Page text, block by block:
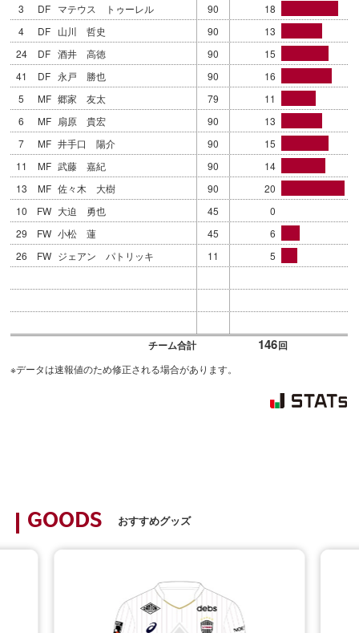
3
DF マテウス トゥーレル 90
18
4
DF 山川 哲史 90
13
24
DF 酒井 高徳 90
15
41
DF 永戸 勝也 90
16
5
MF 郷家 友太 79
11
6
MF 扇原 貴宏 90
13
7
MF 井手口 陽介 90
15
11
MF 武藤 嘉紀 90
14
13
MF 佐々木 大樹 90
20
10
FW 大迫 勇也 45
0
29
FW 小松 蓮 45
6
26
FW ジェアン パトリッキ 11 5
チーム合計 146回
※データは速報値のため修正される場合があります。
GOODS おすすめグッズ